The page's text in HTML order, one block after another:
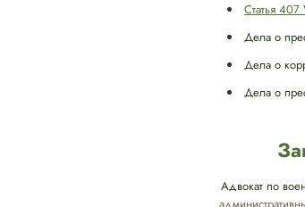
Статья
Дела о
Дела о
Дела о
Адвокат по